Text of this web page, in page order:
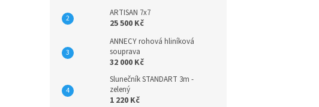
ARTISAN 7x7
25 500 Kč
ANNECY rohová hliníková
souprava
32 000 Kč
Slunečník STANDART 3m -
zelený
1 220 Kč